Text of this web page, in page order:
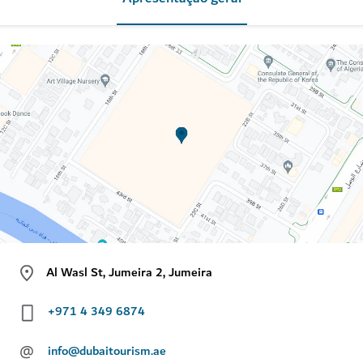
Al Wasl St, Jumeira 2, Jumeira
+971 4 349 6874
@ info@dubaitourism.ae